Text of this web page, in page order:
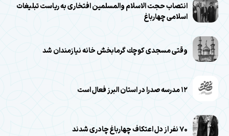
انتصاب حجت الاسلام والمسلمین افتخاری به ریاست تبلیغات
اسلامی چهارباغ
وقتی مسجدی كوچك گرمابخش خانه نيازمندان شد
۱۲ مدرسه صدرا در استان البرز فعال است
۷۰ نفر از دل اعتکاف چهارباغ چادری شدند